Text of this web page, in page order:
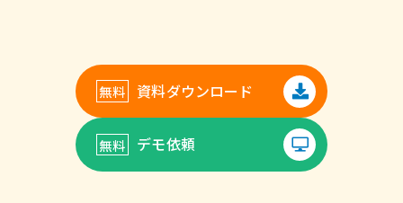
資料ダウンロード
デモ依頼